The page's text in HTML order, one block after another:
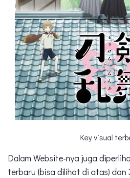
Key visual
Dalam Website-nya juga
terbaru (bisa dilihat di atas) dan